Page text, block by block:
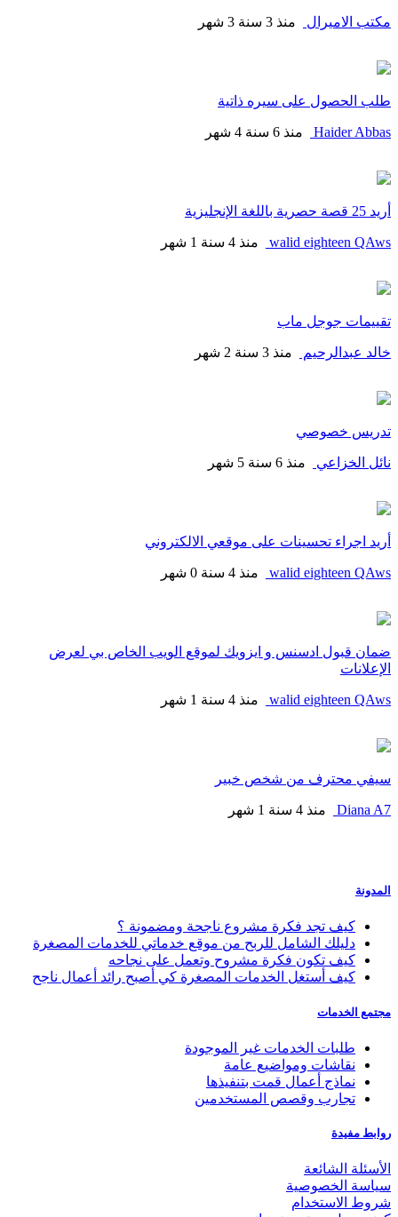
مكتب الاميرال منذ 3 سنة 3 شهر
طلب الحصول على سيره ذاتية
Haider Abbas منذ 6 سنة 4 شهر
أريد 25 قصة حصرية باللغة الإنجليزية
walid eighteen QAws منذ 4 سنة 1 شهر
تقييمات جوجل ماب
خالد عبدالرحيم منذ 3 سنة 2 شهر
تدريس خصوصي
نائل الخزاعي منذ 6 سنة 5 شهر
أريد اجراء تحسينات على موقعي الالكتروني
walid eighteen QAws منذ 4 سنة 0 شهر
ضمان قبول ادسنس و ايزويك لموقع الويب الخاص بي لعرض
الإعلانات
walid eighteen QAws منذ 4 سنة 1 شهر
سيفي محترف من شخص خبير
Diana A7 منذ 4 سنة 1 شهر
المدونة
كيف تجد فكرة مشروع ناجحة ومضمونة ؟
دليلك الشامل للربح من موقع خدماتي للخدمات المصغرة
كيف تكون فكرة مشروح وتعمل على نجاحه
كيف أستغل الخدمات المصغرة كي أصبح رائد أعمال ناجح
مجتمع الخدمات
طلبات الخدمات غير الموجودة
نقاشات ومواضيع عامة
نماذج أعمال قمت بتنفيذها
تجارب وقصص المستخدمين
روابط مفيدة
الأسئلة الشائعة
سياسة الخصوصية
شروط الاستخدام